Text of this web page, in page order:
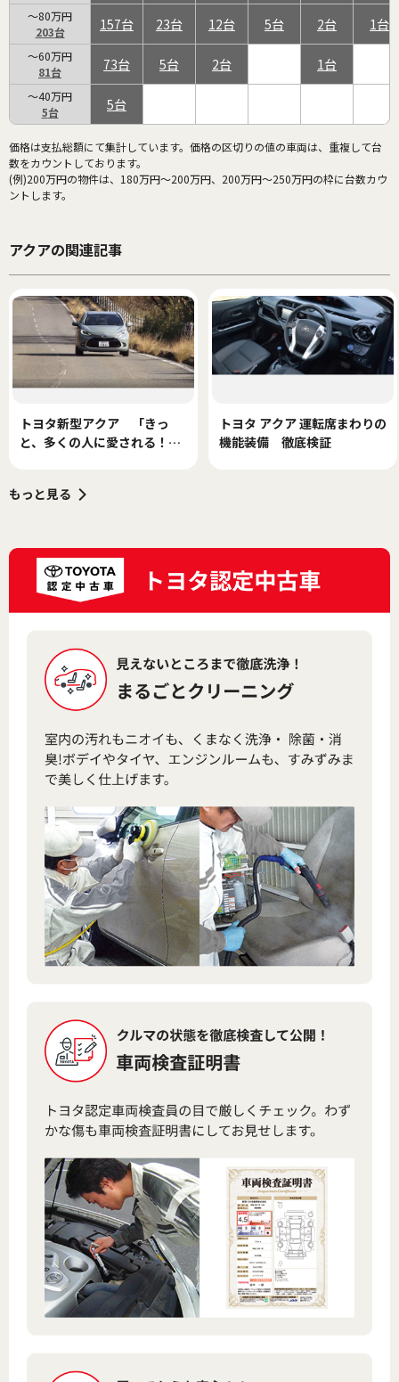
～80万円
203
157 23 12 5 2 1
～60万円
81
73 5 2 1
～40万円
5
5
価格は支払総額にて集計しています。価格の区切りの値の車両は、重複して台
数をカウントしております。
(例)200万円の物件は、180万円～200万円、200万円～250万円の枠に台数カウ
ントします。
アクアの関連記事
トヨタ新型アクア 「きっ
と、多くの人に愛される！」
トヨタ アクア 運転席まわりの
機能装備 徹底検証
もっと見る